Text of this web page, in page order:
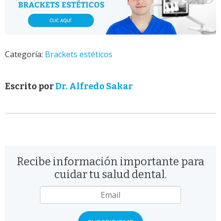
Categoría: Brackets estéticos
Escrito porDr. Alfredo Sakar
Recibe información importante para
cuidar tu salud dental.